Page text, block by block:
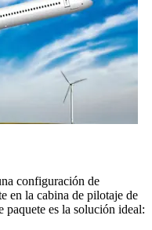
configuración de
en la cabina de pilotaje de
es la solución ideal: